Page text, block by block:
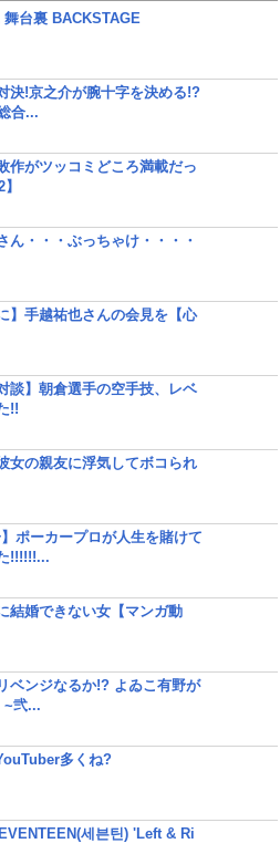
台裏 BACKSTAGE
決!京之介が腕十字を決める!?
合...
作がツッコミどころ満載だっ
ん・・・ぶっちゃけ・・・・
】手越祐也さんの会見を【心
談】朝倉選手の空手技、レベ
!!
女の親友に浮気してボコられ
ポーカープロが人生を賭けて
!!!!!!...
結婚できない女【マンガ動
ベンジなるか!? よゐこ有野が
~弐...
多くね?
세븐틴) 'Left & Ri